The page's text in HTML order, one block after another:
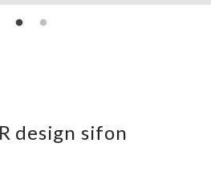
design sifon